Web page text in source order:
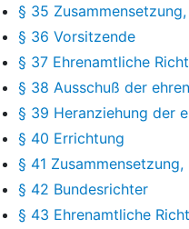
§ 35
§ 36 Vorsitzende
§ 37 Ehrenamtliche
§ 38 Ausschuß der
§ 39 Heranziehung der
§ 40 Errichtung
§ 41 Zusammensetzung,
§ 42 Bundesrichter
§ 43 Ehrenamtliche